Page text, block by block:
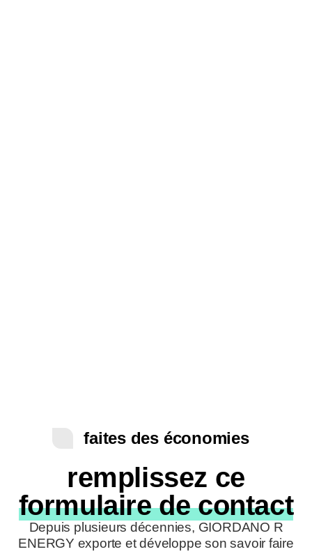
faites des économies
remplissez ce
formulaire de contact
Depuis plusieurs décennies, GIORDANO R
ENERGY exporte et développe son savoir faire